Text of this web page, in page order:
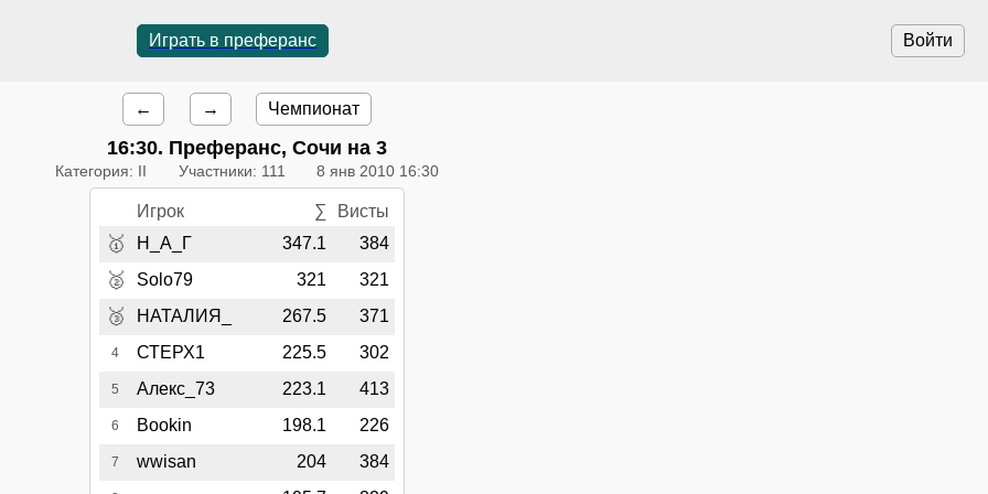
Войти
Играть в преферанс
← → Чемпионат
16:30. Преферанс, Сочи на 3
Категория: II Участники: 111 8 янв 2010 16:30
Игрок ∑ Висты
🥇 Н_А_Г 347.1 384
🥈 Solo79 321 321
🥉 НАТАЛИЯ_ 267.5 371
4 СТЕРХ1 225.5 302
5 Алекс_73 223.1 413
6 Bookin 198.1 226
7 wwisan 204 384